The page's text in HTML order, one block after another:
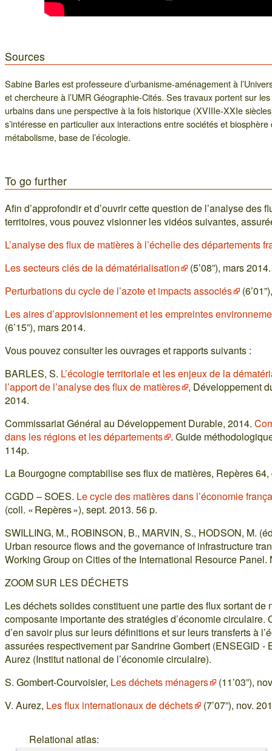
Sources
Sabine Barles est professeure d’urbanisme-aménagement à
et chercheure à l’UMR Géographie-Cités. Ses travaux portent sur
urbains dans une perspective à la fois historique (XVIIIe-XXIe
s’intéresse en particulier aux interactions entre sociétés et
métabolisme, base de l’écologie.
To go further
Afin d’approfondir et d’ouvrir cette question de l’analyse des
territoires, vous pouvez visionner les vidéos suivantes,
L’analyse des flux de matières à l’échelle des départements
Les secteurs clés de la dématérialisation
(5’08”), mars 2014.
Perturbations du cycle de l’azote et impacts associés
Les aires d’approvisionnement et les empreintes
(6’15”), mars 2014.
Vous pouvez consulter les ouvrages et rapports suivants :
BARLES, S. L’écologie territoriale et les enjeux de la
l’apport de l’analyse des flux de matières
, Développement
2014.
Commissariat Général au Développement Durable, 2014.
dans les régions et les départements
. Guide
114p.
La Bourgogne comptabilise ses flux de matières, Repères 64,
CGDD – SOES. Le cycle des matières dans l’économie
(coll. « Repères »), sept. 2013. 56 p.
SWILLING, M., ROBINSON, B., MARVIN, S., HODSON, M.
Urban resource flows and the governance of infrastructure
Working Group on Cities of the International Resource Panel.
ZOOM SUR LES DÉCHETS
Les déchets solides constituent une partie des flux sortant de
composante importante des stratégies d’économie circulaire.
d’en savoir plus sur leurs définitions et sur leurs transferts à
assurées respectivement par Sandrine Gombert (ENSEGID -
Aurez (Institut national de l’économie circulaire).
S. Gombert-Courvoisier, Les déchets ménagers
(11’03”),
V. Aurez, Les flux internationaux de déchets (7’07”), nov.
Relational atlas: